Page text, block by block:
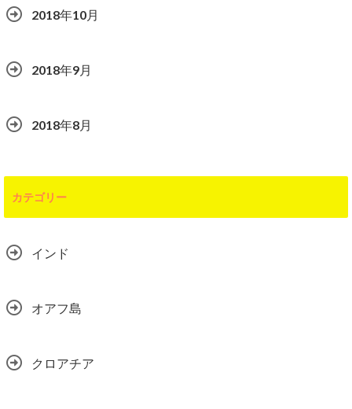
2018年10月
2018年9月
2018年8月
カテゴリー
インド
オアフ島
クロアチア